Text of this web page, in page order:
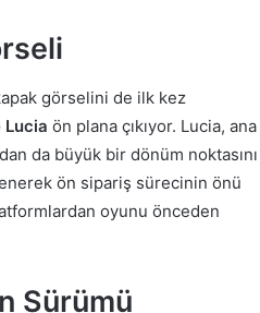
görselini de ilk kez
Lucia ön plana çıkıyor. Lucia, ana
da büyük bir dönüm noktasını
ön sipariş sürecinin önü
oyunu önceden
Sürümü